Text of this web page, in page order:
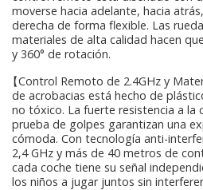
moverse hacia adelante, hacia
derecha de forma flexible. Las
materiales de alta calidad hacen
y 360° de rotación.
【Control Remoto de 2.4GHz y
de acrobacias está hecho de
no tóxico. La fuerte resistencia a la
prueba de golpes garantizan una
cómoda. Con tecnología anti-
2,4 GHz y más de 40 metros de
cada coche tiene su señal
los niños a jugar juntos sin